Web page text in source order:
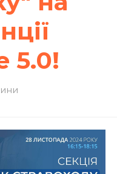
5.0!